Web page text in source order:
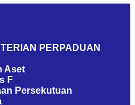
PERPADUAN
Aset
F
Persekutuan